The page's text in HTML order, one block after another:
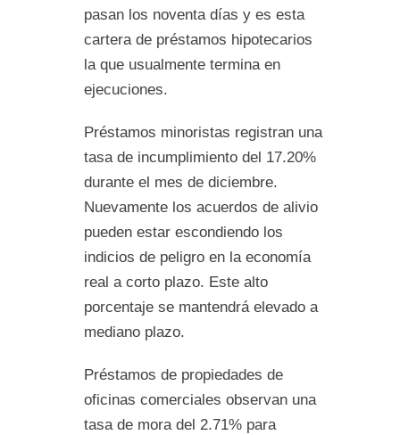
pasan los noventa días y es esta
cartera de préstamos hipotecarios
la que usualmente termina en
ejecuciones.
Préstamos minoristas registran una
tasa de incumplimiento del 17.20%
durante el mes de diciembre.
Nuevamente los acuerdos de alivio
pueden estar escondiendo los
indicios de peligro en la economía
real a corto plazo. Este alto
porcentaje se mantendrá elevado a
mediano plazo.
Préstamos de propiedades de
oficinas comerciales observan una
tasa de mora del 2.71% para